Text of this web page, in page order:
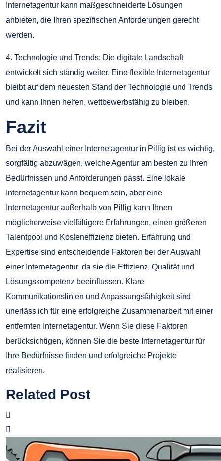
Internetagentur kann maßgeschneiderte Lösungen
anbieten, die Ihren spezifischen Anforderungen gerecht
werden.
4. Technologie und Trends: Die digitale Landschaft
entwickelt sich ständig weiter. Eine flexible Internetagentur
bleibt auf dem neuesten Stand der Technologie und Trends
und kann Ihnen helfen, wettbewerbsfähig zu bleiben.
Fazit
Bei der Auswahl einer Internetagentur in Pillig ist es wichtig,
sorgfältig abzuwägen, welche Agentur am besten zu Ihren
Bedürfnissen und Anforderungen passt. Eine lokale
Internetagentur kann bequem sein, aber eine
Internetagentur außerhalb von Pillig kann Ihnen
möglicherweise vielfältigere Erfahrungen, einen größeren
Talentpool und Kosteneffizienz bieten. Erfahrung und
Expertise sind entscheidende Faktoren bei der Auswahl
einer Internetagentur, da sie die Effizienz, Qualität und
Lösungskompetenz beeinflussen. Klare
Kommunikationslinien und Anpassungsfähigkeit sind
unerlässlich für eine erfolgreiche Zusammenarbeit mit einer
entfernten Internetagentur. Wenn Sie diese Faktoren
berücksichtigen, können Sie die beste Internetagentur für
Ihre Bedürfnisse finden und erfolgreiche Projekte
realisieren.
Related Post